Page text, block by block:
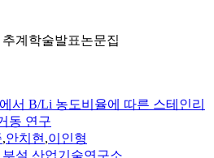
계학술발표논문집
서 B/Li 농도비율에 따른 스테인리
동 연구
,안치현,이인형